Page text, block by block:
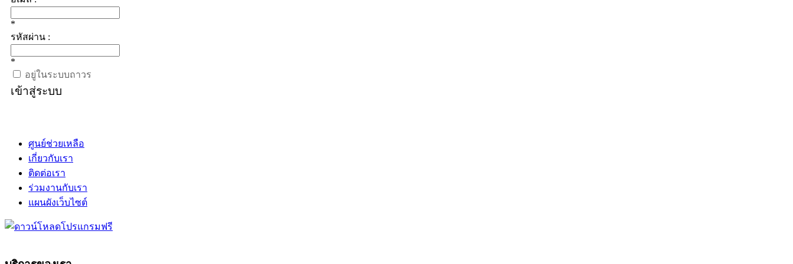
*
รหัสผ่าน :
*
อยู่ในระบบถาวร
เข้าสู่ระบบ
ศูนย์ช่วยเหลือ
เกี่ยวกับเรา
ติดต่อเรา
ร่วมงานกับเรา
แผนผังเว็บไซต์